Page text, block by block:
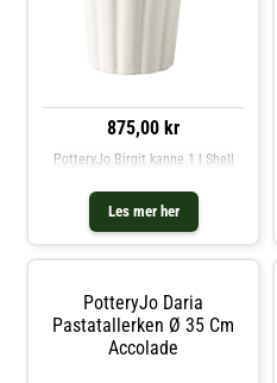
tallerkenen- Dette produktet tåler
oppvaskmaskin og mikrobølgeovn.
Kjøp Serveringsfat og andre
Skåler & Serveringsfat hos Royal
875,00 kr
Les mer her
PotteryJo Birgit kanne 1 l Shell
PotteryJo Daria
Pastatallerken Ø 35 Cm
Accolade